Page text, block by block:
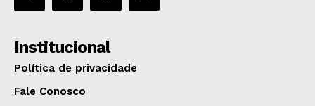
Institucional
Política de privacidade
Fale Conosco